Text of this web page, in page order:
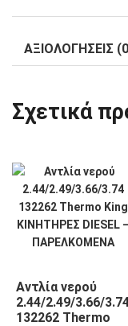
ΑΞΙΟΛΟΓΗΣΕΙΣ
Σχετικά
Αντλία νερού
2.44/2.49/3.66/
132262 Thermo